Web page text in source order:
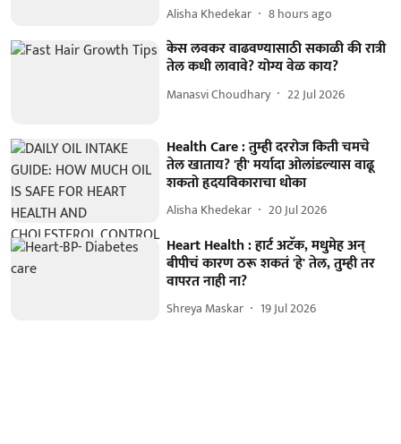
Alisha Khedekar 8 hours ago
केस लवकर वाढवण्यासाठी सकाळी की रात्री
तेल कधी लावावे? योग्य वेळ काय?
Manasvi Choudhary 22 Jul 2026
Health Care : तुम्ही दररोज किती चमचे
तेल खाताय? 'ही' मर्यादा ओलांडल्यास वाढू
शकतो हृदयविकाराचा धोका
Alisha Khedekar 20 Jul 2026
Heart Health : हार्ट अटॅक, मधुमेह अन्
बीपीचं कारण ठरू शकतं 'हे' तेल, तुम्ही तर
वापरत नाही ना?
Shreya Maskar 19 Jul 2026